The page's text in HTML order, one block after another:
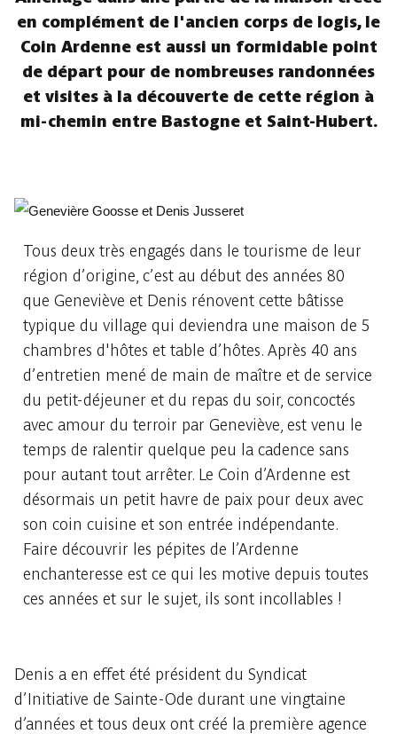
en complément de l'ancien corps de logis, le
Coin Ardenne est aussi un formidable point
de départ pour de nombreuses randonnées
et visites à la découverte de cette région à
mi-chemin entre Bastogne et Saint-Hubert.
Tous deux très engagés dans le tourisme de leur
région d’origine, c’est au début des années 80
que Geneviève et Denis rénovent cette bâtisse
typique du village qui deviendra une maison de 5
chambres d'hôtes et table d’hôtes. Après 40 ans
d’entretien mené de main de maître et de service
du petit-déjeuner et du repas du soir, concoctés
avec amour du terroir par Geneviève, est venu le
temps de ralentir quelque peu la cadence sans
pour autant tout arrêter. Le Coin d’Ardenne est
désormais un petit havre de paix pour deux avec
son coin cuisine et son entrée indépendante.
Faire découvrir les pépites de l’Ardenne
enchanteresse est ce qui les motive depuis toutes
ces années et sur le sujet, ils sont incollables !
Denis a en effet été président du Syndicat
d’Initiative de Sainte-Ode durant une vingtaine
d’années et tous deux ont créé la première agence